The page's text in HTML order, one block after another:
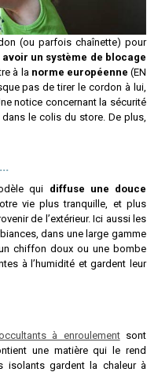
(ou parfois chaînette) pour
un système de blocage
à la norme européenne (EN
pas de tirer le cordon à lui,
notice concernant la sécurité
le colis du store. De plus,
qui diffuse une douce
vie plus tranquille, et plus
de l’extérieur. Ici aussi les
dans une large gamme
chiffon doux ou une bombe
à l’humidité et gardent leur
à enroulementsont
une matière qui le rend
isolants gardent la chaleur à